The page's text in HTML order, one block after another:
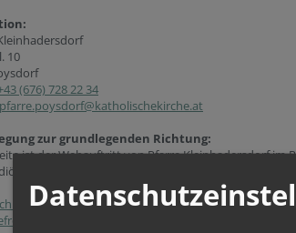
10
(676) 728 22 34
pfarre.poysdorf@katholischekirche.at
zur grundlegenden Richtung:
ist der Webauftritt von Pfarre Kleinhadersdorf im
Wien.